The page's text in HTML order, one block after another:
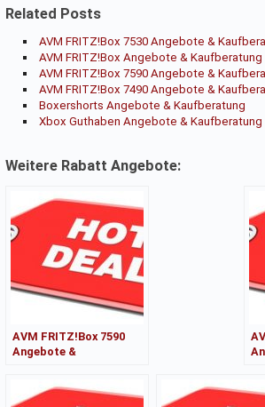
Related Posts
AVM FRITZ!Box 7530 Angebote &
AVM FRITZ!Box Angebote & Kaufberatung
AVM FRITZ!Box 7590 Angebote &
AVM FRITZ!Box 7490 Angebote &
Boxershorts Angebote & Kaufberatung
Xbox Guthaben Angebote & Kaufberatung
Weitere Rabatt Angebote:
AVM FRITZ!Box 7590
Angebote &